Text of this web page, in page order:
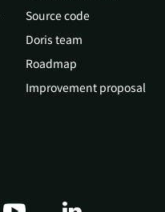
Source code
Doris team
Roadmap
Improvement proposal